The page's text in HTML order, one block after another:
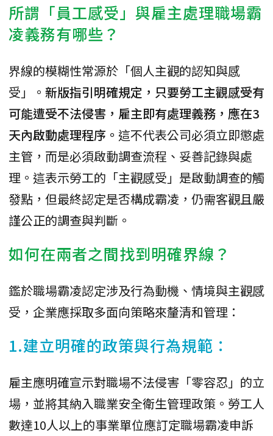
所謂「員工感受」與雇主處理職場霸
凌義務有哪些？
界線的模糊性常源於「個人主觀的認知與感
受」。 新版指引明確規定，只要勞工主觀感受有
可能遭受不法侵害，雇主即有處理義務，應在3
天內啟動處理程序。 這不代表公司必須立即懲處
主管，而是必須啟動調查流程、妥善記錄與處
理。這表示勞工的「主觀感受」是啟動調查的觸
發點，但最終認定是否構成霸凌，仍需客觀且嚴
謹公正的調查與判斷。
如何在兩者之間找到明確界線？
鑑於職場霸凌認定涉及行為動機、情境與主觀感
受，企業應採取多面向策略來釐清和管理：
1.建立明確的政策與行為規範：
雇主應明確宣示對職場不法侵害「零容忍」的立
場，並將其納入職業安全衛生管理政策。勞工人
數達10人以上的事業單位應訂定職場霸凌申訴